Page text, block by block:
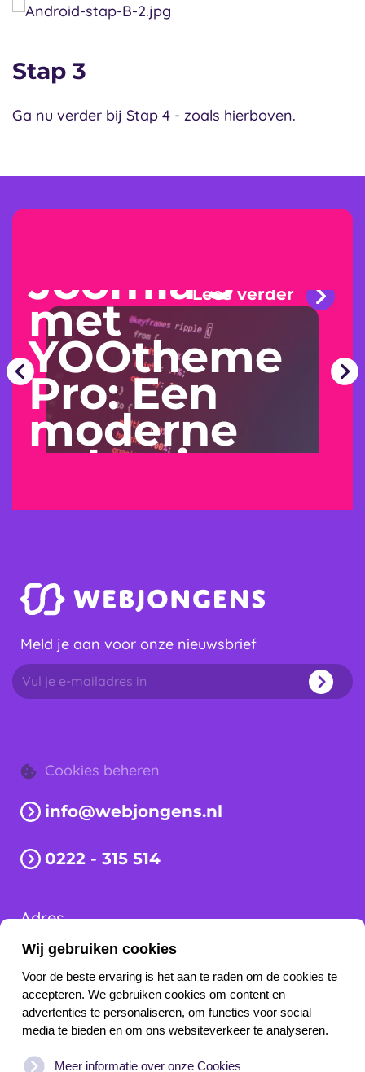
Wij gebruiken cookies
Voor de beste ervaring is het aan te raden om de cookies te
accepteren. We gebruiken cookies om content en
advertenties te personaliseren, om functies voor social
media te bieden en om ons websiteverkeer te analyseren.
Meer informatie over onze Cookies
Stap 3
Ga nu verder bij Stap 4 - zoals hierboven.
Joomla 5
met
YOOtheme
Pro: Een
moderne
oplossing
voor uw
Lees verder
Meld je aan voor onze nieuwsbrief
Cookies beheren
info@webjongens.nl
0222 - 315 514
Adres
Schilderweg 251-C
1792 CJ Oudeschild
Snel naar
Websites Tekst Design